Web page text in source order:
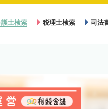
護士検索 税理士検索 司法